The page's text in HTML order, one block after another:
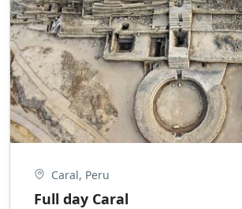
Caral, Peru
Full day Caral